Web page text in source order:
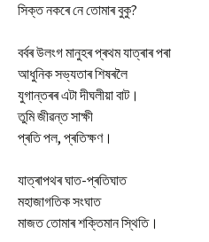
সিক্ত নকৰে নে তোমাৰ বুকু?
বৰ্বৰ উলংগ মানুহৰ প্ৰথম যাত্ৰাৰ পৰা
আধুনিক সভ্যতাৰ শিষৰলৈ
যুগান্তৰৰ এটা দীঘলীয়া বাট।
তুমি জীৱন্ত সাক্ষী
প্ৰতি পল, প্ৰতিক্ষণ।
যাত্ৰাপথৰ ঘাত-প্ৰতিঘাত
মহাজাগতিক সংঘাত
মাজত তোমাৰ শক্তিমান স্থিতি।